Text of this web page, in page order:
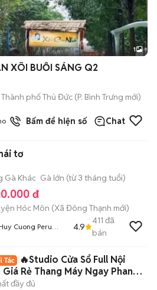
1
XÔI BUỔI SÁNG Q2
Thành phố Thủ Đức (P. Bình Trưng mới)
Bấm để hiện số Chat
tơ
Gà Khác Gà lớn (từ 3 tháng tuổi)
đ
Hóc Môn (Xã Đông Thạnh mới)
Cuong Peru
4.9
411 đã
bán
🔥Studio Cửa Sổ Full Nội
Rẻ Thang Máy Ngay Phan
đầy đủ